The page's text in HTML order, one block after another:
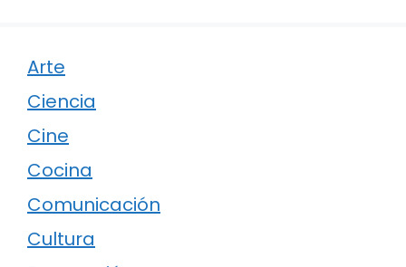
Arte
Ciencia
Cine
Cocina
Comunicación
Cultura